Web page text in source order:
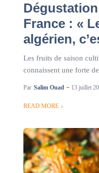
France : «
algérien,
Les fruits de saison
connaissent une forte
Par Salim Ouad 13 juillet
READ MORE